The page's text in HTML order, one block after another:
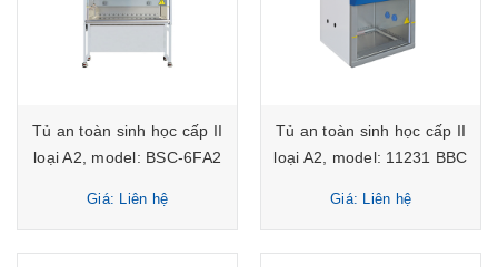
Tủ an toàn sinh học cấp II
loại A2, model: BSC-6FA2
Giá: Liên hệ
Tủ an toàn sinh học cấp II
loại A2, model: 11231 BBC
Giá: Liên hệ